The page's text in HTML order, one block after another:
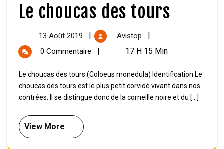
Le choucas des tours
13 Août 2019 | Avistop |
0 Commentaire | 17 H 15 Min
Le choucas des tours (Coloeus monedula) Identification Le
choucas des tours est le plus petit corvidé vivant dans nos
contrées. Il se distingue donc de la corneille noire et du [...]
View More